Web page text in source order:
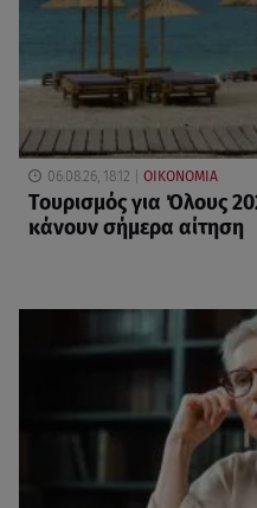
06.08.26, 18:12 ΟΙΚΟΝΟΜΙΑ
Τουρισμός για Όλους
κάνουν σήμερα αίτηση